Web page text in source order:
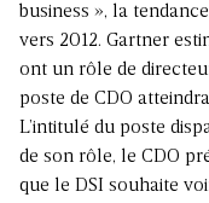
business », la
vers 2012. Gartner
ont un rôle de
poste de CDO
L’intitulé du poste
de son rôle, le CDO
que le DSI souhaite